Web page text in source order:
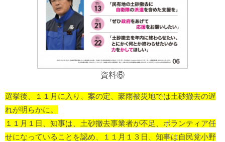
資料⑥
選挙後、１１月に入り、案の定、豪雨被災地では土砂撤去の遅
れが明らかに。
１１月１日、知事は、土砂撤去事業者が不足、ボランティア任
せになっていることを認め、１１月１３日、知事は自民党小野